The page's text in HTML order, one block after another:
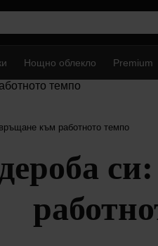
Нощно облекло Premium
към работното темпо